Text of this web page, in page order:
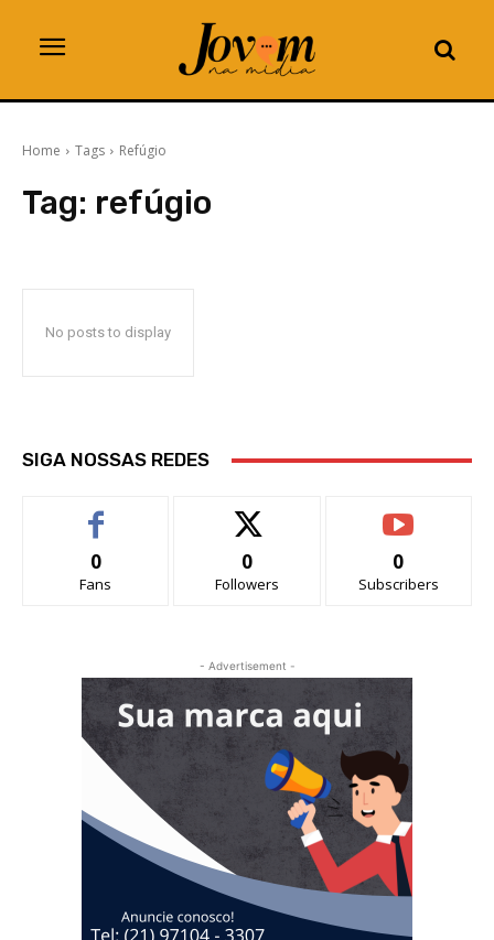
Home Tags Refúgio
Tag: refúgio
No posts to display
SIGA NOSSAS REDES
0
Fans
0
Followers
0
Subscribers
- Advertisement -